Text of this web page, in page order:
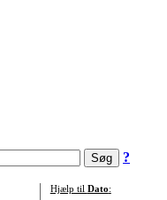
?
Hjælp til Dato: